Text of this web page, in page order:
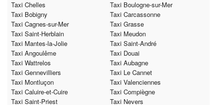
Taxi Chelles
Taxi Boulogne-sur-Mer
Taxi Bobigny
Taxi Carcassonne
Taxi Cagnes-sur-Mer
Taxi Grasse
Taxi Saint-Herblain
Taxi Meudon
Taxi Mantes-la-Jolie
Taxi Saint-André
Taxi Angoulême
Taxi Douai
Taxi Wattrelos
Taxi Aubagne
Taxi Gennevilliers
Taxi Le Cannet
Taxi Montluçon
Taxi Valenciennes
Taxi Caluire-et-Cuire
Taxi Compiègne
Taxi Saint-Priest
Taxi Nevers